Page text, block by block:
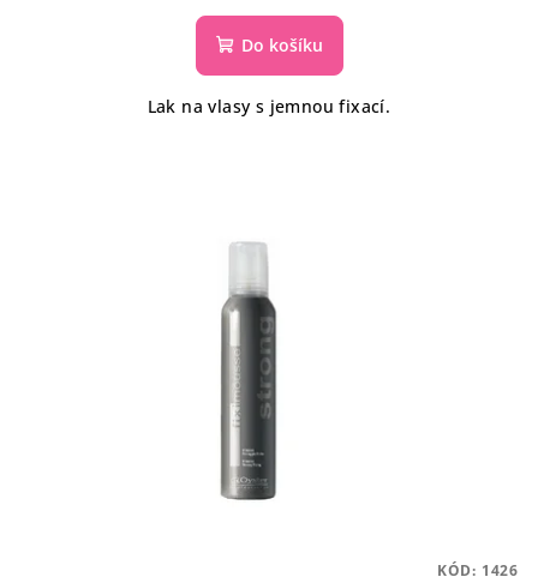
Do košíku
Lak na vlasy s jemnou fixací.
KÓD: 1426